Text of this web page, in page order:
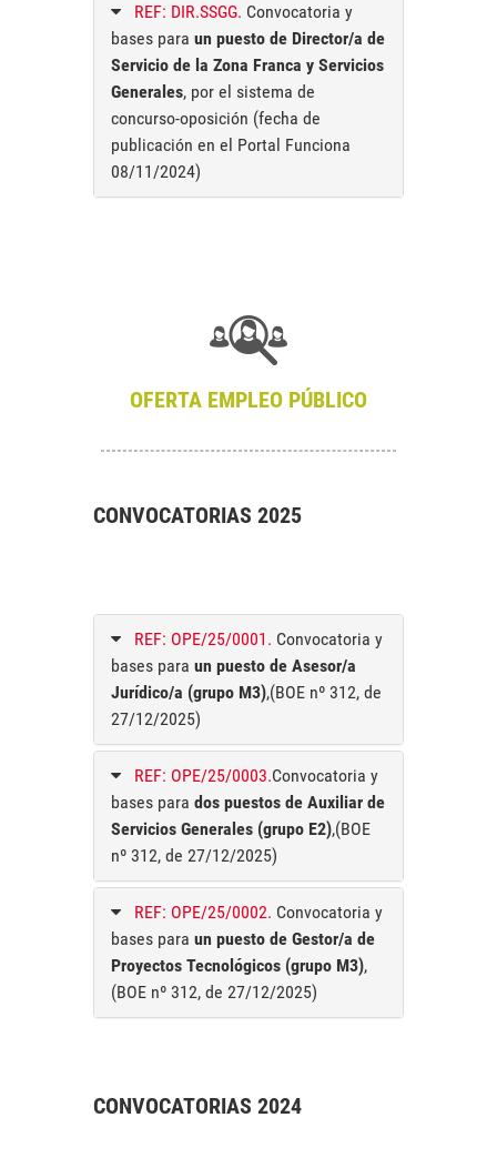
REF: DIR.SSGG. Convocatoria y
bases para un puesto de Director/a de
Servicio de la Zona Franca y Servicios
Generales, por el sistema de
concurso-oposición (fecha de
publicación en el Portal Funciona
08/11/2024)
OFERTA EMPLEO PÚBLICO
CONVOCATORIAS 2025
REF: OPE/25/0001. Convocatoria y
bases para un puesto de Asesor/a
Jurídico/a (grupo M3),(BOE nº 312, de
27/12/2025)
REF: OPE/25/0003.Convocatoria y
bases para dos puestos de Auxiliar de
Servicios Generales (grupo E2),(BOE
nº 312, de 27/12/2025)
REF: OPE/25/0002. Convocatoria y
bases para un puesto de Gestor/a de
Proyectos Tecnológicos (grupo M3),
(BOE nº 312, de 27/12/2025)
CONVOCATORIAS 2024